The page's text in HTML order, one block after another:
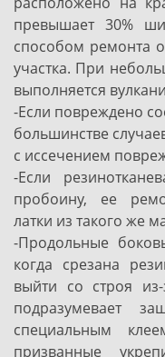
превышает 30%
способом ремонта
участка. При
выполняется
-Если повреждено
большинстве
с иссечением
-Если
пробоину, ее
латки из такого же
-Продольные
когда срезана
выйти со строя
подразумевает
специальным
призванные